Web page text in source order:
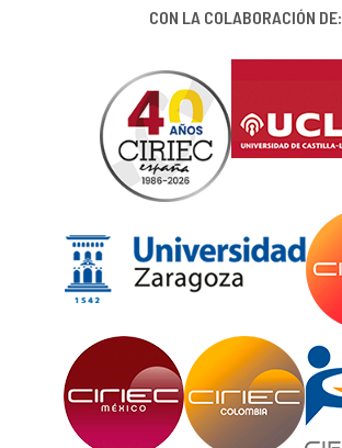
CON LA COLABORACIÓN DE: